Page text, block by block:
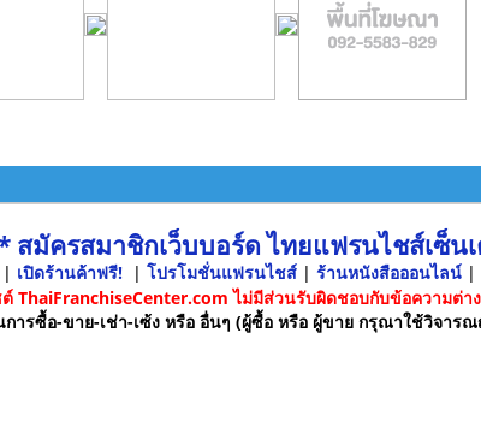
สมัครสมาชิกเว็บบอร์ด ไทยแฟรนไชส์เซ็น
เปิดร้านค้าฟรี! | โปรโมชั่นแฟรนไชส์ | ร้านหนังสือออนไลน์ |
ต์ ThaiFranchiseCenter.com ไม่มีส่วนรับผิดชอบกับข้อความต่า
การซื้อ-ขาย-เช่า-เซ้ง หรือ อื่นๆ (ผู้ซื้อ หรือ ผู้ขาย กรุณาใช้วิจา